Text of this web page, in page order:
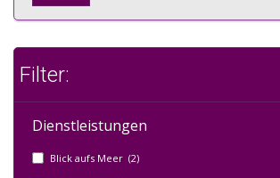
Filter:
Dienstleistungen
Blick aufs Meer (2)